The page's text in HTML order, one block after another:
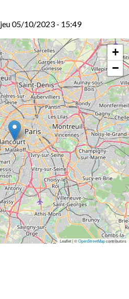
jeu 05/10/2023 - 15:49
+
−
Leaflet | ©OpenStreetMapcontributors